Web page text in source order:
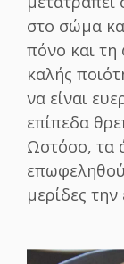
στο σώμα
πόνο και
καλής
να είναι
επίπεδα
Ωστόσο, τα
μερίδες